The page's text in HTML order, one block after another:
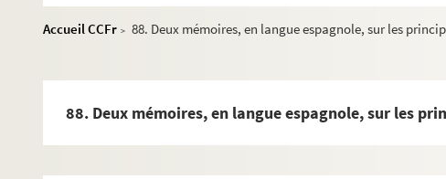
Accueil CCFr > 88. Deux mémoires, en langue espagnole, sur les
88. Deux mémoires, en langue espagnole, sur les
Fol. 300. Avis pour l'amodiation des droits du domaine